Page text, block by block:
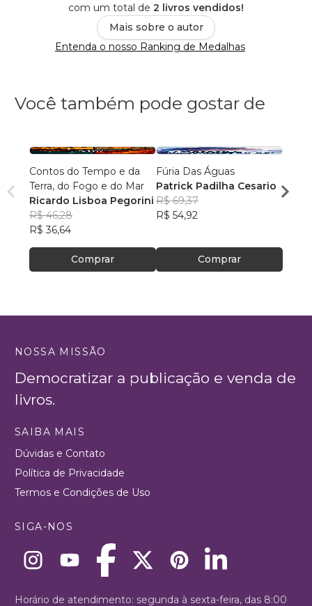
com um total de 2 livros vendidos!
Mais sobre o autor
Entenda o nosso Ranking de Medalhas
Você também pode gostar de
Contos do Tempo e da
Terra, do Fogo e do Mar
Ricardo Lisboa Pegorini
R$ 46,28
R$ 36,64
Comprar
Fúria Das Águas
Patrick Padilha Cesario
R$ 69,37
R$ 54,92
Comprar
R$
NOSSA MISSÃO
Democratizar a publicação e venda de
livros.
SAIBA MAIS
Dúvidas e Contato
Política de Privacidade
Termos e Condições de Uso
SIGA-NOS
Horário de atendimento: segunda à sexta-feira, das 8:00